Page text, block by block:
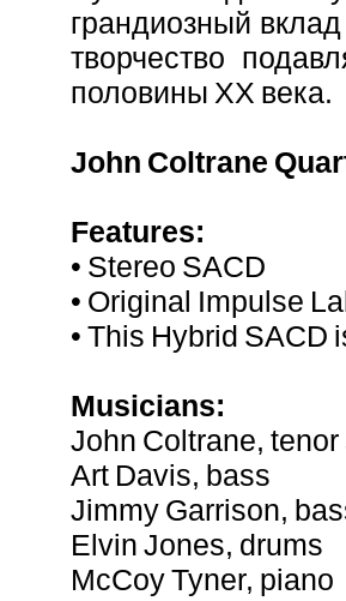
грандиозный
творчество
половины XX века.
John Coltrane
Features:
• Stereo SACD
• Original Impulse
• This Hybrid SACD
Musicians:
John Coltrane,
Art Davis, bass
Jimmy Garrison,
Elvin Jones, drums
McCoy Tyner, piano